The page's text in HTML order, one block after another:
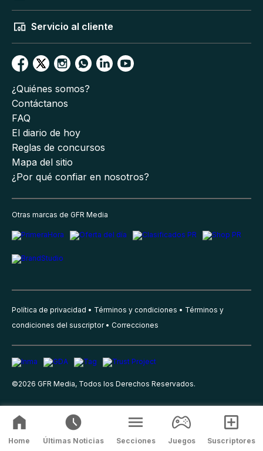
Servicio al cliente
¿Quiénes somos?
Contáctanos
FAQ
El diario de hoy
Reglas de concursos
Mapa del sitio
¿Por qué confiar en nosotros?
Otras marcas de GFR Media
Política de privacidad Términos y condiciones
Términos y
condiciones del suscriptor
Correcciones
©2026 GFR Media, Todos los Derechos Reservados.
Home Últimas Noticias Secciones Juegos Suscriptores